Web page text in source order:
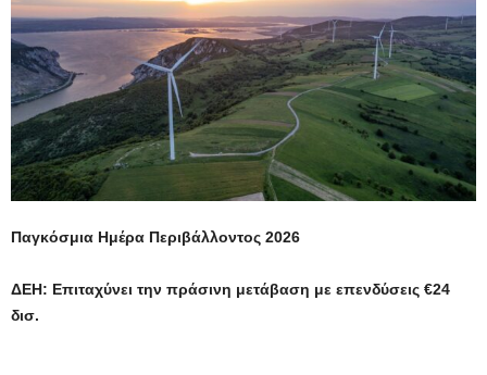
Παγκόσμια Ημέρα Περιβάλλοντος 2026
ΔΕΗ: Επιταχύνει την πράσινη μετάβαση με επενδύσεις €24
δισ.